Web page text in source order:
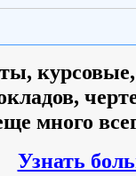
много
Узнать